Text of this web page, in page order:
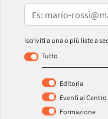
Iscriviti a una o più liste a
Tutto
Editoria
Eventi al
Formazione